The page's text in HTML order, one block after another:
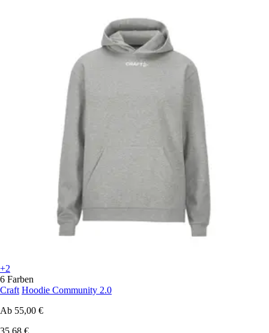
+2
6 Farben
Craft Hoodie Community 2.0
Ab 55,00 €
35,68 €